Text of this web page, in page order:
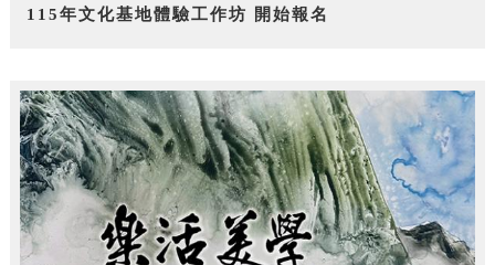
115年文化基地體驗工作坊 開始報名